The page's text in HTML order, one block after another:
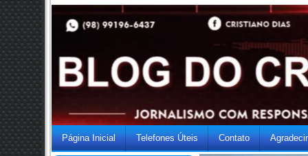
Página Inicial Telefones Úteis Contato